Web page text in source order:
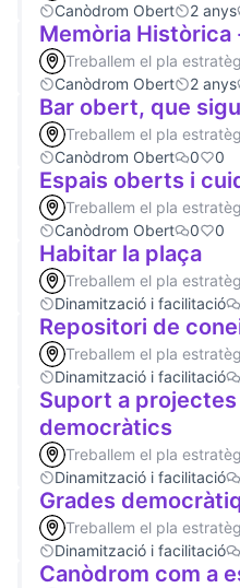
Canòdrom Obert
2 anys
Memòria
Treballem el pla
Canòdrom Obert
2 anys
Bar obert, que
Treballem el pla
Canòdrom Obert
0 0
Espais oberts i
Treballem el pla
Canòdrom Obert
0 0
Habitar la plaça
Treballem el pla
Dinamització i facilitació
Repositori de
Treballem el pla
Dinamització i facilitació
Suport a
democràtics
Treballem el pla
Dinamització i facilitació
Grades
Treballem el pla
Dinamització i facilitació
Canòdrom com a